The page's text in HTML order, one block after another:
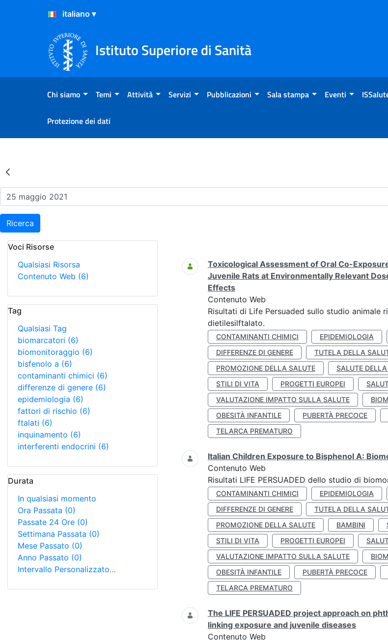
Salta al Contenuto
Salta al Footer
Istituto Superiore di Sanità
Chi siamo Temi Attività Servizi Pubblicazioni Sala stampa Eventi
Protezione dei dati
Risultati della Ricerca - Eventi
Ricerca
Voci Risorse
Qualsiasi Risorsa
Contenuto Web (6)
Tag
Qualsiasi Tag
biomarcatori (6)
biomonitoraggio (6)
bisfenolo a (6)
contaminanti chimici (6)
differenze di genere (6)
epidemiologia (6)
fattori di rischio (6)
ftalati (6)
inquinamento (6)
interferenti endocrini (6)
Durata
In qualsiasi momento
Ora Passata (0)
Passate 24 Ore (0)
Settimana Passata (0)
Mese Passato (0)
Anno Passato (0)
Intervallo Personalizzato…
Ricerca
Toxicological Assessment of Oral Co-
Juvenile Rats at Environmentally Relevant
Effects
Contenuto Web
Risultati di Life Persuaded sullo studio
dietilesilftalato.
CONTAMINANTI CHIMICI EPIDEMIOLOGIA
DIFFERENZE DI GENERE
TUTELA DELLA
PROMOZIONE DELLA SALUTE
SALUTE
STILI DI VITA
PROGETTI EUROPEI
VALUTAZIONE IMPATTO SULLA SALUTE
OBESITÀ INFANTILE
PUBERTÀ PRECOCE
TELARCA PREMATURO
Italian Children Exposure to Bisphenol A:
Contenuto Web
Risultati LIFE PERSUADED dello studio di
CONTAMINANTI CHIMICI EPIDEMIOLOGIA
DIFFERENZE DI GENERE
TUTELA DELLA
PROMOZIONE DELLA SALUTE
BAMBINI
STILI DI VITA
PROGETTI EUROPEI
VALUTAZIONE IMPATTO SULLA SALUTE
OBESITÀ INFANTILE
PUBERTÀ PRECOCE
TELARCA PREMATURO
The LIFE PERSUADED project approach on
linking exposure and juvenile diseases
Contenuto Web